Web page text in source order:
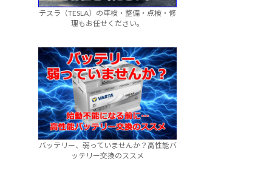
テスラ（TESLA）の車検・整備・点検・修
理もお任せください。
バッテリー、弱っていませんか？高性能バ
ッテリー交換のススメ